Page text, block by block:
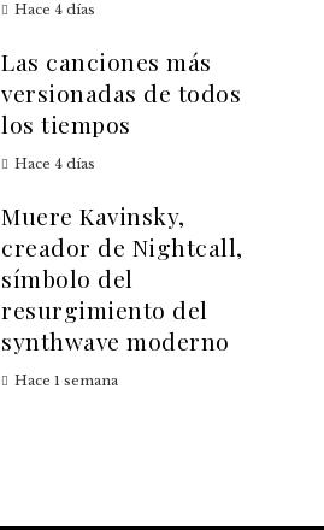
Hace 4 días
Las canciones más
versionadas de todos
los tiempos
Hace 4 días
Muere Kavinsky,
creador de Nightcall,
símbolo del
resurgimiento del
synthwave moderno
Hace 1 semana